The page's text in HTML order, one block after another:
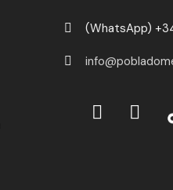
(WhatsApp)